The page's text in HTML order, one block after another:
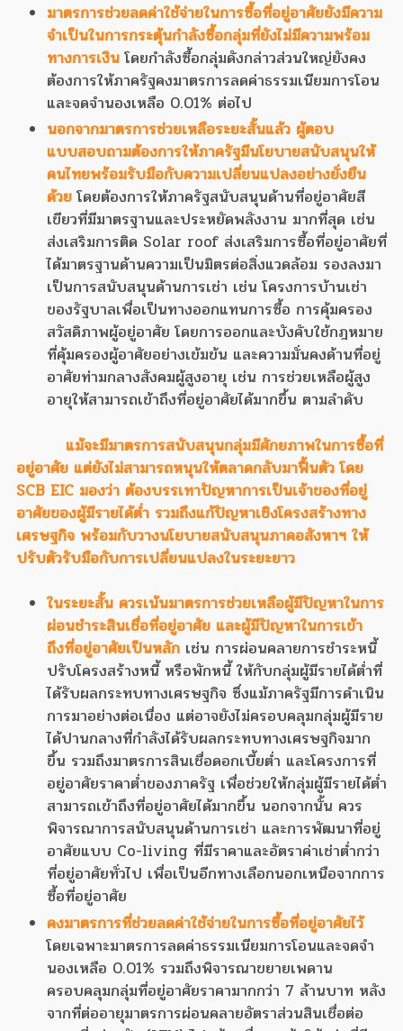
มาตรการช่วยลดค่าใช้จ่ายในการซื้อที่อยู่อาศัยยังมีความ
จำเป็นในการกระตุ้นกำลังซื้อกลุ่มที่ยังไม่มีความพร้อม
ทางการเงินโดยกำลังซื้อกลุ่มดังกล่าวส่วนใหญ่ยังคง
ต้องการให้ภาครัฐคงมาตรการลดค่าธรรมเนียมการโอน
และจดจำนองเหลือ 0.01% ต่อไป
นอกจากมาตรการช่วยเหลือระยะสั้นแล้ว ผู้ตอบ
แบบสอบถามต้องการให้ภาครัฐมีนโยบายสนับสนุนให้
คนไทยพร้อมรับมือกับความเปลี่ยนแปลงอย่างยั่งยืน
ด้วยโดยต้องการให้ภาครัฐสนับสนุนด้านที่อยู่อาศัยสี
เขียวที่มีมาตรฐานและประหยัดพลังงาน มากที่สุด เช่น
ส่งเสริมการติด Solar roof ส่งเสริมการซื้อที่อยู่อาศัยที่
ได้มาตรฐานด้านความเป็นมิตรต่อสิ่งแวดล้อม รองลงมา
เป็นการสนับสนุนด้านการเช่า เช่น โครงการบ้านเช่า
ของรัฐบาลเพื่อเป็นทางออกแทนการซื้อ การคุ้มครอง
สวัสดิภาพผู้อยู่อาศัย โดยการออกและบังคับใช้กฎหมาย
ที่คุ้มครองผู้อาศัยอย่างเข้มข้น และความมั่นคงด้านที่อยู่
อาศัยท่ามกลางสังคมผู้สูงอายุ เช่น การช่วยเหลือผู้สูง
อายุให้สามารถเข้าถึงที่อยู่อาศัยได้มากขึ้น ตามลำดับ
แม้จะมีมาตรการสนับสนุนกลุ่มมีศักยภาพในการซื้อที่
อยู่อาศัย แต่ยังไม่สามารถหนุนให้ตลาดกลับมาฟื้นตัว โดย
SCB EIC มองว่า ต้องบรรเทาปัญหาการเป็นเจ้าของที่อยู่
อาศัยของผู้มีรายได้ต่ำ รวมถึงแก้ปัญหาเชิงโครงสร้างทาง
เศรษฐกิจ พร้อมกับวางนโยบายสนับสนุนภาคอสังหาฯ ให้
ปรับตัวรับมือกับการเปลี่ยนแปลงในระยะยาว
ในระยะสั้น ควรเน้นมาตรการช่วยเหลือผู้มีปัญหาในการ
ผ่อนชำระสินเชื่อที่อยู่อาศัย และผู้มีปัญหาในการเข้า
ถึงที่อยู่อาศัยเป็นหลัก เช่น การผ่อนคลายการชำระหนี้
ปรับโครงสร้างหนี้ หรือพักหนี้ ให้กับกลุ่มผู้มีรายได้ต่ำที่
ได้รับผลกระทบทางเศรษฐกิจ ซึ่งแม้ภาครัฐมีการดำเนิน
การมาอย่างต่อเนื่อง แต่อาจยังไม่ครอบคลุมกลุ่มผู้มีราย
ได้ปานกลางที่กำลังได้รับผลกระทบทางเศรษฐกิจมาก
ขึ้น รวมถึงมาตรการสินเชื่อดอกเบี้ยต่ำ และโครงการที่
อยู่อาศัยราคาต่ำของภาครัฐ เพื่อช่วยให้กลุ่มผู้มีรายได้ต่ำ
สามารถเข้าถึงที่อยู่อาศัยได้มากขึ้น นอกจากนั้น ควร
พิจารณาการสนับสนุนด้านการเช่า และการพัฒนาที่อยู่
อาศัยแบบ Co-living ที่มีราคาและอัตราค่าเช่าต่ำกว่า
ที่อยู่อาศัยทั่วไป เพื่อเป็นอีกทางเลือกนอกเหนือจากการ
ซื้อที่อยู่อาศัย
คงมาตรการที่ช่วยลดค่าใช้จ่ายในการซื้อที่อยู่อาศัยไว้
โดยเฉพาะมาตรการลดค่าธรรมเนียมการโอนและจดจำ
นองเหลือ 0.01% รวมถึงพิจารณาขยายเพดาน
ครอบคลุมกลุ่มที่อยู่อาศัยราคามากกว่า 7 ล้านบาท หลัง
จากที่ต่ออายุมาตรการผ่อนคลายอัตราส่วนสินเชื่อต่อ